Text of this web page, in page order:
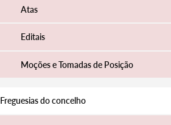
Atas
Editais
Moções e Tomadas de Posição
Freguesias do concelho